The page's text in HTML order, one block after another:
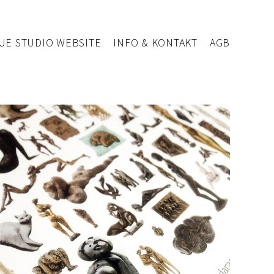
STUDIO WEBSITE INFO & KONTAKT AGB